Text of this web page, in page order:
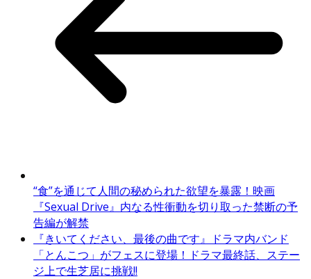
“食”を通じて人間の秘められた欲望を暴露！映画
『Sexual Drive』内なる性衝動を切り取った禁断の予
告編が解禁
『きいてください、最後の曲です』ドラマ内バンド
「とんこつ」がフェスに登場！ドラマ最終話、ステー
ジ上で生芝居に挑戦!!